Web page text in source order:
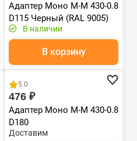
Адаптер Моно М-М 430-0.8
D115 Черный (RAL 9005)
эмаль Т до 600С*
В наличии
В корзину
5.0
476 ₽
Адаптер Моно М-М 430-0.8
D180
Доставим